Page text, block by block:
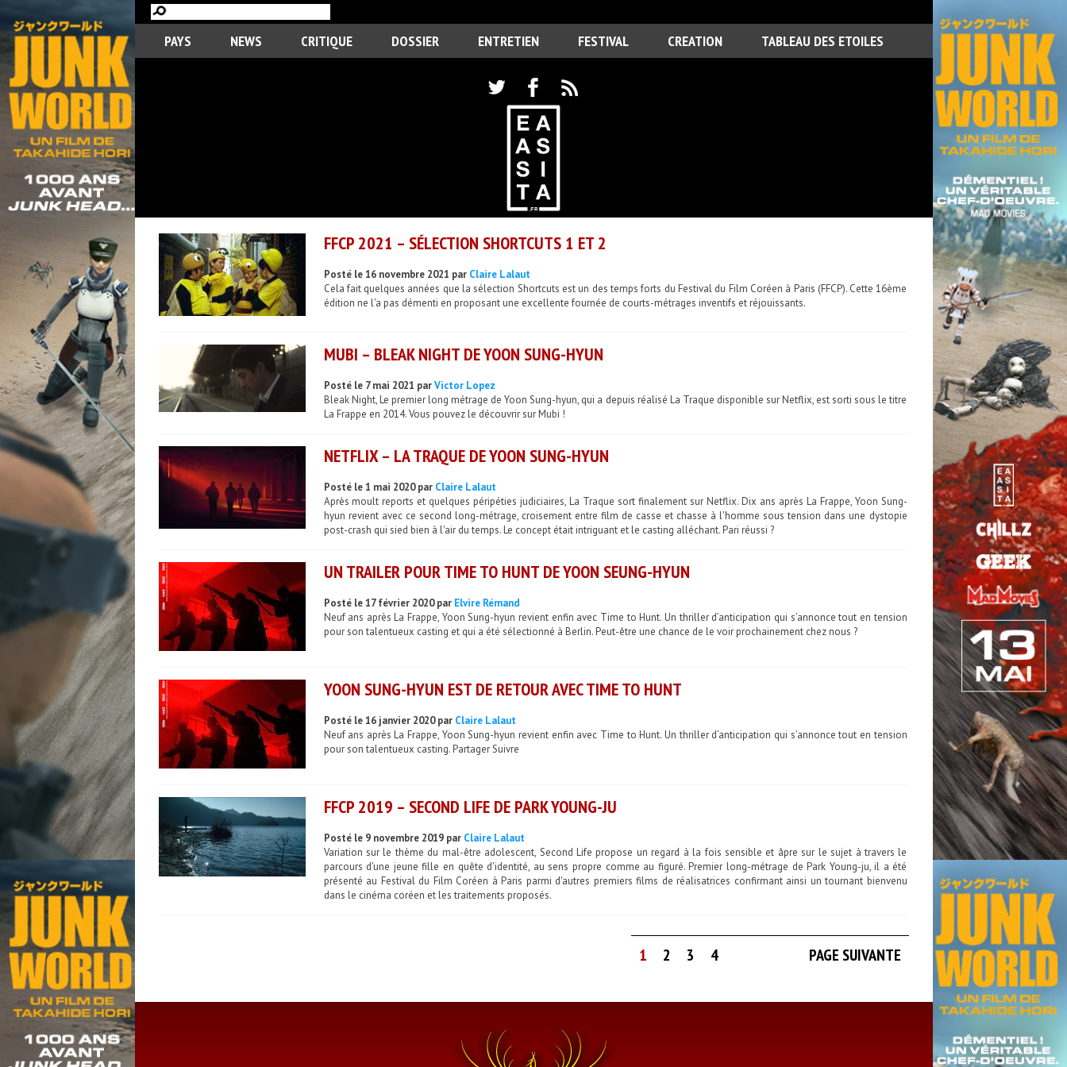
PAYS NEWS CRITIQUE DOSSIER ENTRETIEN FESTIVAL CREATION TABLEAU DES ETOILES
FFCP 2021 – SÉLECTION SHORTCUTS 1 ET 2
Posté le 16 novembre 2021 par Claire Lalaut
Cela fait quelques années que la sélection Shortcuts est un des temps forts du Festival du Film Coréen à Paris (FFCP). Cette 16ème
édition ne l'a pas démenti en proposant une excellente fournée de courts-métrages inventifs et réjouissants.
MUBI – BLEAK NIGHT DE YOON SUNG-HYUN
Posté le 7 mai 2021 parVictor Lopez
Bleak Night, Le premier long métrage de Yoon Sung-hyun, qui a depuis réalisé La Traque disponible sur Netflix, est sorti sous le titre
La Frappe en 2014. Vous pouvez le découvrir sur Mubi !
NETFLIX – LA TRAQUE DE YOON SUNG-HYUN
Posté le 1 mai 2020 par Claire Lalaut
Après moult reports et quelques péripéties judiciaires, La Traque sort finalement sur Netflix. Dix ans après La Frappe, Yoon Sung-
hyun revient avec ce second long-métrage, croisement entre film de casse et chasse à l'homme sous tension dans une dystopie
post-crash qui sied bien à l'air du temps. Le concept était intriguant et le casting alléchant. Pari réussi ?
UN TRAILER POUR TIME TO HUNT DE YOON SEUNG-HYUN
Posté le 17 février 2020 par Elvire Rémand
Neuf ans après La Frappe, Yoon Sung-hyun revient enfin avec Time to Hunt. Un thriller d’anticipation qui s’annonce tout en tension
pour son talentueux casting et qui a été sélectionné à Berlin. Peut-être une chance de le voir prochainement chez nous ?
YOON SUNG-HYUN EST DE RETOUR AVEC TIME TO HUNT
Posté le 16 janvier 2020 par Claire Lalaut
Neuf ans après La Frappe, Yoon Sung-hyun revient enfin avec Time to Hunt. Un thriller d’anticipation qui s’annonce tout en tension
pour son talentueux casting. Partager Suivre
FFCP 2019 – SECOND LIFE DE PARK YOUNG-JU
Posté le 9 novembre 2019 par Claire Lalaut
Variation sur le thème du mal-être adolescent, Second Life propose un regard à la fois sensible et âpre sur le sujet à travers le
parcours d'une jeune fille en quête d'identité, au sens propre comme au figuré. Premier long-métrage de Park Young-ju, il a été
présenté au Festival du Film Coréen à Paris parmi d'autres premiers films de réalisatrices confirmant ainsi un tournant bienvenu
dans le cinéma coréen et les traitements proposés.
PAGE SUIVANTE
1 2 3 4